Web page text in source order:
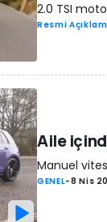
2.0 TSI
Resmi
Aile
Manuel
GENEL-8 Nis